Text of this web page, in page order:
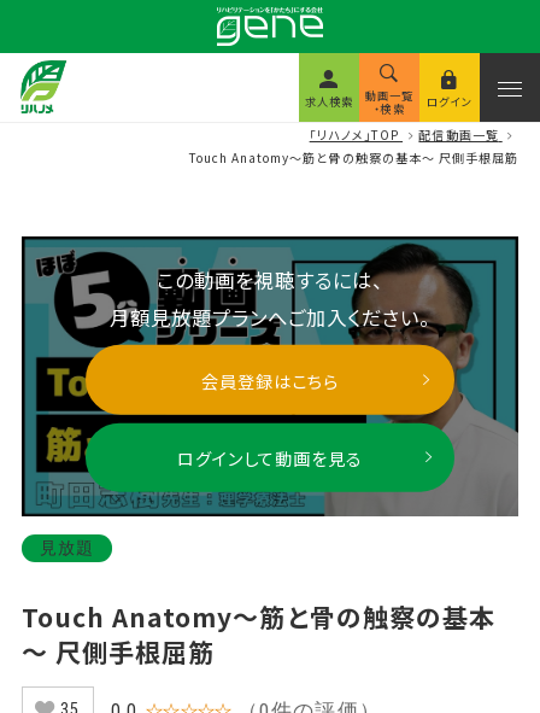
求人検索 動画一覧
・検索 ログイン
「リハノメ」TOP
配信動画一覧
Touch Anatomy～筋と骨の触察の基本～ 尺側手根屈筋
この動画を視聴するには、
月額見放題プランへご加入ください。
会員登録はこちら
ログインして動画を見る
見放題
Touch Anatomy～筋と骨の触察の基本
～ 尺側手根屈筋